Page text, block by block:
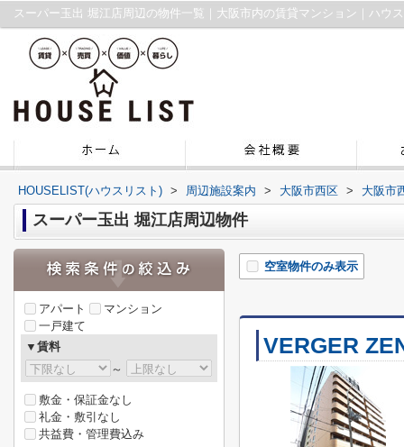
スーパー玉出 堀江店周辺の物件一覧｜大阪市内の賃貸マンション｜ハウ
HOUSELIST(ハウスリスト) > 周辺施設案内 > 大阪市西区 > 大阪市
スーパー玉出 堀江店周辺物件
空室物件のみ表示
VERGER
アパート
マンション
一戸建て
▼賃料
～
敷金・保証金なし
礼金・敷引なし
共益費・管理費込み